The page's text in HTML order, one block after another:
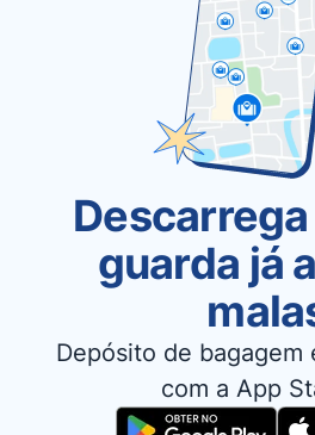
guarda já
Depósito de bagagem
com a App